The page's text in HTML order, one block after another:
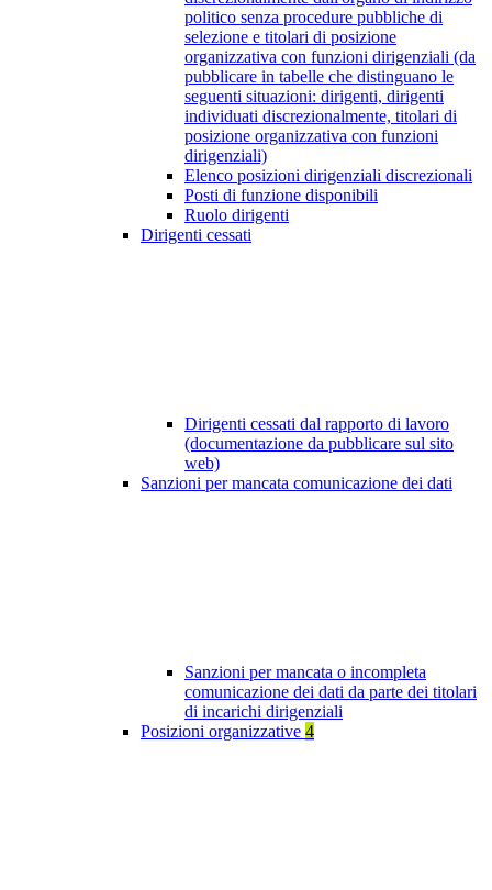
politico senza procedure pubbliche di
selezione e titolari di posizione
organizzativa con funzioni dirigenziali (da
pubblicare in tabelle che distinguano le
seguenti situazioni: dirigenti, dirigenti
individuati discrezionalmente, titolari di
posizione organizzativa con funzioni
dirigenziali)
Elenco posizioni dirigenziali discrezionali
Posti di funzione disponibili
Ruolo dirigenti
Dirigenti cessati
Dirigenti cessati dal rapporto di lavoro
(documentazione da pubblicare sul sito
web)
Sanzioni per mancata comunicazione dei dati
Sanzioni per mancata o incompleta
comunicazione dei dati da parte dei titolari
di incarichi dirigenziali
Posizioni organizzative 4